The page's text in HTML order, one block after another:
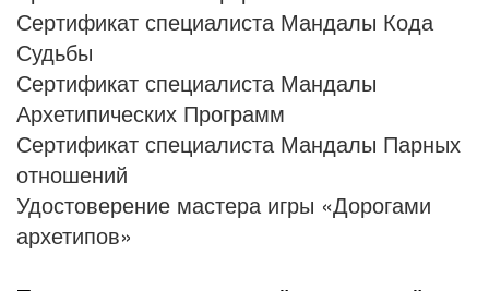
Сертификат специалиста Мандалы Кода
Судьбы
Сертификат специалиста Мандалы
Архетипических Программ
Сертификат специалиста Мандалы Парных
отношений
Удостоверение мастера игры «Дорогами
архетипов»